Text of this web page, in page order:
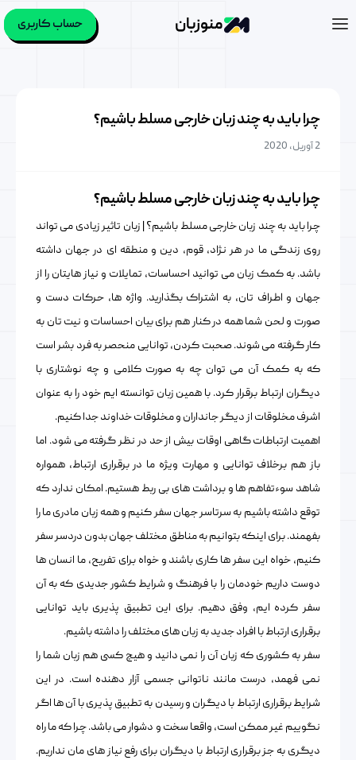
منوزبان حساب کاربری
چرا باید به چند زبان خارجی مسلط باشیم؟
2 آوریل, 2020
چرا باید به چند زبان خارجی مسلط باشیم؟
چرا باید به چند زبان خارجی مسلط باشیم؟ | زبان تاثیر زیادی می تواند
روی زندگی ما در هر نژاد، قوم، دین و منطقه ای در جهان داشته
باشد. به کمک زبان می توانید احساسات، تمایلات و نیاز هایتان را از
جهان و اطراف تان، به اشتراک بگذارید. واژه ها، حرکات دست و
صورت و لحن شما همه در کنار هم برای بیان احساسات و نیت تان به
کار گرفته می شوند. صحبت کردن، توانایی منحصر به فرد بشر است
که به کمک آن می توان چه به صورت کلامی و چه نوشتاری با
دیگران ارتباط برقرار کرد. با همین زبان توانسته ایم خود را به عنوان
اشرف مخلوقات از دیگر جانداران و مخلوقات خداوند جدا کنیم.
اهمیت ارتباطات گاهی اوقات بیش از حد در نظر گرفته می شود. اما
باز هم برخلاف توانایی و مهارت ویژه ما در برقراری ارتباط، همواره
شاهد سوءتفاهم ها و برداشت های بی ربط هستیم. امکان ندارد که
توقع داشته باشیم به سرتاسر جهان سفر کنیم و همه زبان مادری ما را
بفهمند. برای اینکه بتوانیم به مناطق مختلف جهان بدون دردسر سفر
کنیم، خواه این سفر ها کاری باشند و خواه برای تفریح، ما انسان ها
دوست داریم خودمان را با فرهنگ و شرایط کشور جدیدی که به آن
سفر کرده ایم، وفق دهیم. برای این تطبیق پذیری باید توانایی
برقراری ارتباط با افراد جدید به زبان های مختلف را داشته باشیم.
سفر به کشوری که زبان آن را نمی دانید و هیچ کسی هم زبان شما را
نمی فهمد، درست مانند ناتوانی جسمی آزار دهنده است. در این
شرایط برقراری ارتباط با دیگران و رسیدن به تطبیق پذیری با آن ها اگر
نگوییم غیر ممکن است، واقعا سخت و دشوار می باشد. چرا که ما راه
دیگری به جز برقراری ارتباط با دیگران برای رفع نیاز های مان نداریم.